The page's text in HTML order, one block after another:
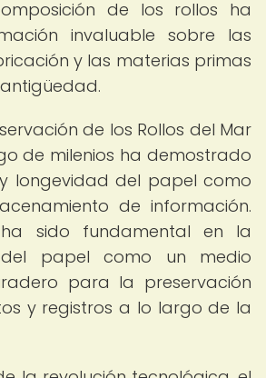
de los rollos ha
invaluable sobre las
y las materias primas
de los Rollos del Mar
de milenios ha demostrado
longevidad del papel como
de información.
sido fundamental en la
del papel como un medio
para la preservación
y registros a lo largo de la